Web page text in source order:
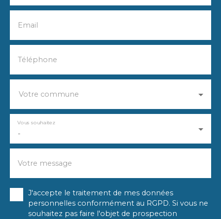
Email
Téléphone
Votre commune
-
Vous souhaitez
Votre message
J'accepte le traitement de mes données
personnelles conformément au RGPD. Si vous ne
souhaitez pas faire l'objet de prospection